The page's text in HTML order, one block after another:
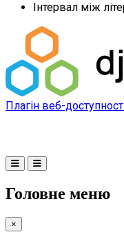
Інтервал між
Плагін веб-
Головне меню
×